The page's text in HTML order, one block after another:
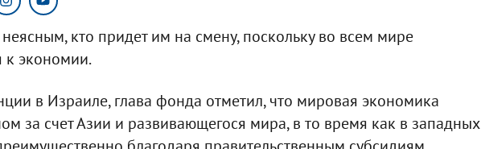
кто придет им на смену, поскольку во всем мире
к экономии.
в Израиле, глава фонда отметил, что мировая экономика
за счет Азии и развивающегося мира, в то время как в западных